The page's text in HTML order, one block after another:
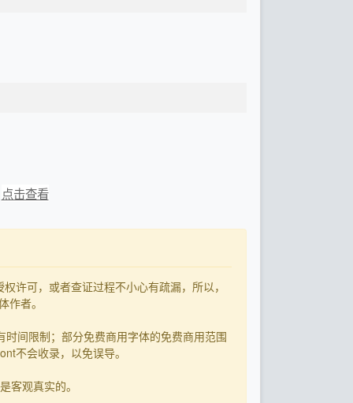
点击查看
许可，或者查证过程不小心有疏漏，所以，
者。
间限制；部分免费商用字体的免费商用范围
不会收录，以免误导。
客观真实的。